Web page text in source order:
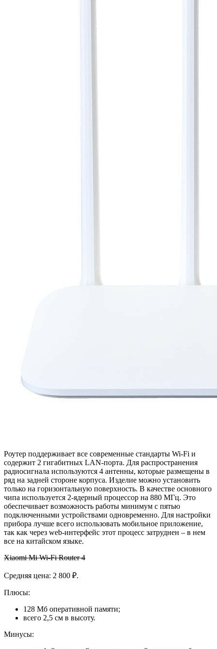
Роутер поддерживает все современные стандарты Wi-Fi и
содержит 2 гигабитных LAN-порта. Для распространения
радиосигнала используются 4 антенны, которые размещены в
ряд на задней стороне корпуса. Изделие можно установить
только на горизонтальную поверхность. В качестве основного
чипа используется 2-ядерный процессор на 880 МГц. Это
обеспечивает возможность работы минимум с пятью
подключенными устройствами одновременно. Для настройки
прибора лучше всего использовать мобильное приложение,
так как через web-интерфейс этот процесс затруднен – в нем
все на китайском языке.
Xiaomi Mi Wi-Fi Router 4
Средняя цена: 2 800 ₽.
Плюсы:
128 Мб оперативной памяти;
всего 2,5 см в высоту.
Минусы: